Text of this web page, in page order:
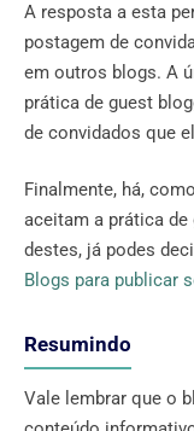
A resposta a esta
postagem de
em outros blogs. A
prática de guest
de convidados que
Finalmente, há,
aceitam a prática de
destes, já podes
Blogs para publicar
Resumindo
Vale lembrar que o